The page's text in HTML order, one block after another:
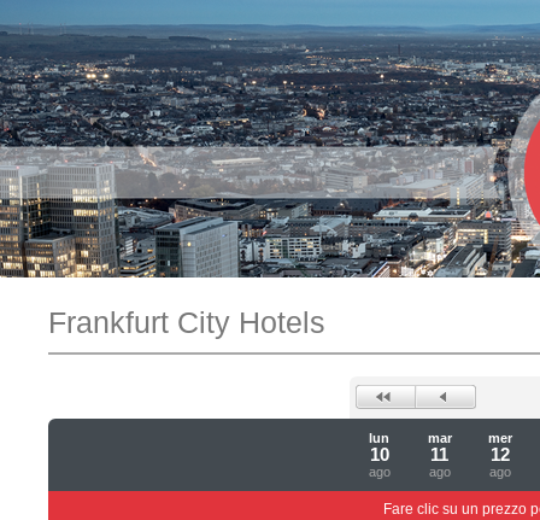
Frankfurt City Hotels
lun
10
ago
mar
11
ago
mer
12
ago
Fare clic su un prezzo